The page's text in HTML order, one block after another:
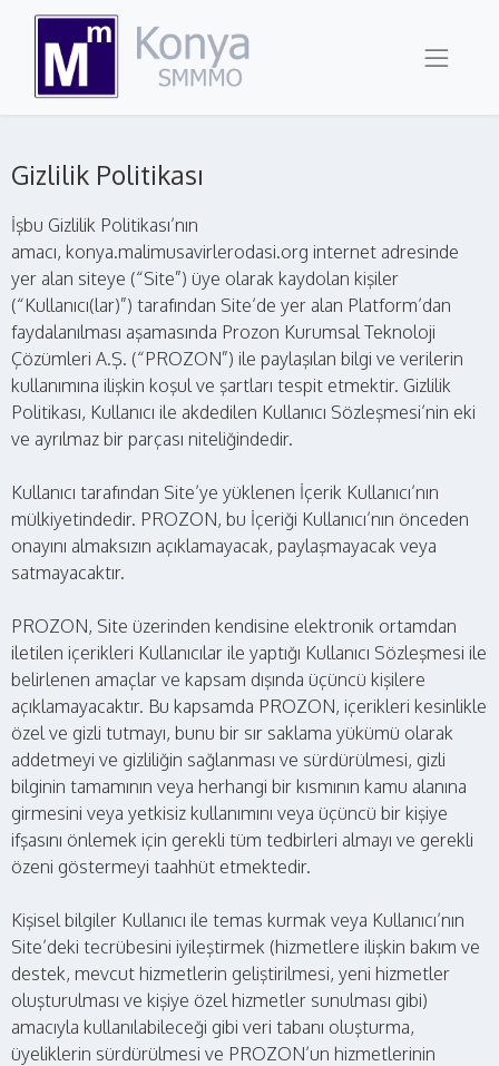
Gizlilik Politikası
İşbu Gizlilik Politikası’nın
amacı, konya.malimusavirlerodasi.org internet adresinde
yer alan siteye (“Site”) üye olarak kaydolan kişiler
(“Kullanıcı(lar)”) tarafından Site’de yer alan Platform’dan
faydalanılması aşamasında Prozon Kurumsal Teknoloji
Çözümleri A.Ş. (“PROZON”) ile paylaşılan bilgi ve verilerin
kullanımına ilişkin koşul ve şartları tespit etmektir. Gizlilik
Politikası, Kullanıcı ile akdedilen Kullanıcı Sözleşmesi’nin eki
ve ayrılmaz bir parçası niteliğindedir.
Kullanıcı tarafından Site’ye yüklenen İçerik Kullanıcı’nın
mülkiyetindedir. PROZON, bu İçeriği Kullanıcı’nın önceden
onayını almaksızın açıklamayacak, paylaşmayacak veya
satmayacaktır.
PROZON, Site üzerinden kendisine elektronik ortamdan
iletilen içerikleri Kullanıcılar ile yaptığı Kullanıcı Sözleşmesi ile
belirlenen amaçlar ve kapsam dışında üçüncü kişilere
açıklamayacaktır. Bu kapsamda PROZON, içerikleri kesinlikle
özel ve gizli tutmayı, bunu bir sır saklama yükümü olarak
addetmeyi ve gizliliğin sağlanması ve sürdürülmesi, gizli
bilginin tamamının veya herhangi bir kısmının kamu alanına
girmesini veya yetkisiz kullanımını veya üçüncü bir kişiye
ifşasını önlemek için gerekli tüm tedbirleri almayı ve gerekli
özeni göstermeyi taahhüt etmektedir.
Kişisel bilgiler Kullanıcı ile temas kurmak veya Kullanıcı’nın
Site’deki tecrübesini iyileştirmek (hizmetlere ilişkin bakım ve
destek, mevcut hizmetlerin geliştirilmesi, yeni hizmetler
oluşturulması ve kişiye özel hizmetler sunulması gibi)
amacıyla kullanılabileceği gibi veri tabanı oluşturma,
üyeliklerin sürdürülmesi ve PROZON’un hizmetlerinin